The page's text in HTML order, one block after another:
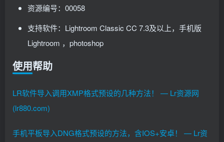
资源编号：00058
支持软件：Lightroom Classic CC 7.3及以上，手机版
Lightroom ，photoshop
使用帮助
LR软件导入调用XMP格式预设的几种方法！ — Lr资源网
(lr880.com)
手机平板导入DNG格式预设的方法，含IOS+安卓！ — Lr资